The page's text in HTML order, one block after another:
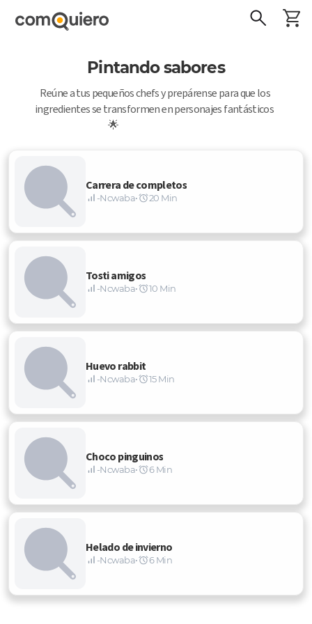
Pintando sabores
Reúne a tus pequeños chefs y prepárense para que los
ingredientes se transformen en personajes fantásticos
🌟
Carrera de completos
-Ncwaba• 20 Min
Tosti amigos
-Ncwaba• 10 Min
Huevo rabbit
-Ncwaba• 15 Min
Choco pinguinos
-Ncwaba• 6 Min
Helado de invierno
-Ncwaba• 6 Min